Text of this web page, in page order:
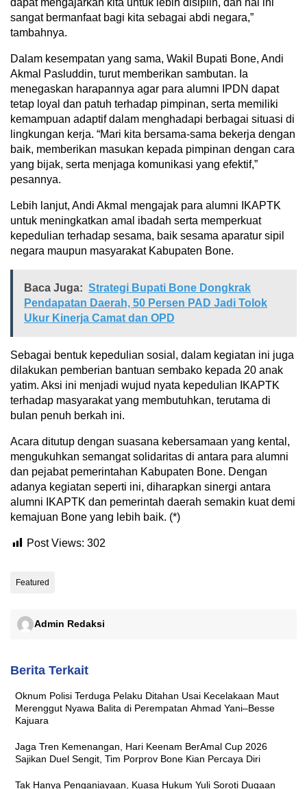
dapat mengajarkan kita untuk lebih disiplin, dan hal ini
sangat bermanfaat bagi kita sebagai abdi negara,”
tambahnya.
Dalam kesempatan yang sama, Wakil Bupati Bone, Andi
Akmal Pasluddin, turut memberikan sambutan. Ia
menegaskan harapannya agar para alumni IPDN dapat
tetap loyal dan patuh terhadap pimpinan, serta memiliki
kemampuan adaptif dalam menghadapi berbagai situasi di
lingkungan kerja. “Mari kita bersama-sama bekerja dengan
baik, memberikan masukan kepada pimpinan dengan cara
yang bijak, serta menjaga komunikasi yang efektif,”
pesannya.
Lebih lanjut, Andi Akmal mengajak para alumni IKAPTK
untuk meningkatkan amal ibadah serta memperkuat
kepedulian terhadap sesama, baik sesama aparatur sipil
negara maupun masyarakat Kabupaten Bone.
Baca Juga: Strategi Bupati Bone Dongkrak
Pendapatan Daerah, 50 Persen PAD Jadi Tolok
Ukur Kinerja Camat dan OPD
Sebagai bentuk kepedulian sosial, dalam kegiatan ini juga
dilakukan pemberian bantuan sembako kepada 20 anak
yatim. Aksi ini menjadi wujud nyata kepedulian IKAPTK
terhadap masyarakat yang membutuhkan, terutama di
bulan penuh berkah ini.
Acara ditutup dengan suasana kebersamaan yang kental,
mengukuhkan semangat solidaritas di antara para alumni
dan pejabat pemerintahan Kabupaten Bone. Dengan
adanya kegiatan seperti ini, diharapkan sinergi antara
alumni IKAPTK dan pemerintah daerah semakin kuat demi
kemajuan Bone yang lebih baik. (*)
Post Views: 302
Featured
Admin Redaksi
Berita Terkait
Oknum Polisi Terduga Pelaku Ditahan Usai Kecelakaan Maut
Merenggut Nyawa Balita di Perempatan Ahmad Yani–Besse
Kajuara
Jaga Tren Kemenangan, Hari Keenam BerAmal Cup 2026
Sajikan Duel Sengit, Tim Porprov Bone Kian Percaya Diri
Tak Hanya Penganiayaan, Kuasa Hukum Yuli Soroti Dugaan